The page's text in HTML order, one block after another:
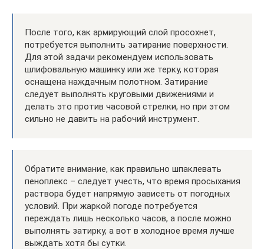
После того, как армирующий слой просохнет,
потребуется выполнить затирание поверхности.
Для этой задачи рекомендуем использовать
шлифовальную машинку или же терку, которая
оснащена наждачным полотном. Затирание
следует выполнять круговыми движениями и
делать это против часовой стрелки, но при этом
сильно не давить на рабочий инструмент.
Обратите внимание, как правильно шпаклевать
пеноплекс – следует учесть, что время просыхания
раствора будет напрямую зависеть от погодных
условий. При жаркой погоде потребуется
переждать лишь несколько часов, а после можно
выполнять затирку, а вот в холодное время лучше
выждать хотя бы сутки.